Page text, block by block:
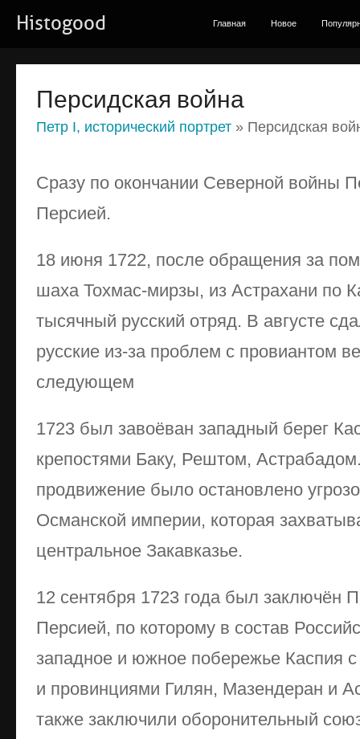
Histogood Главная Новое
Персидская война
Петр I, исторический портрет » Персидская
Сразу по окончании Северной войны
Персией.
18 июня 1722, после обращения за
шаха Тохмас-мирзы, из Астрахани по
тысячный русский отряд. В августе
русские из-за проблем с провиантом
следующем
1723 был завоёван западный берег
крепостями Баку, Рештом,
продвижение было остановлено
Османской империи, которая
центральное Закавказье.
12 сентября 1723 года был заключён
Персией, по которому в состав
западное и южное побережье Каспия
и провинциями Гилян, Мазендеран и
также заключили оборонительный